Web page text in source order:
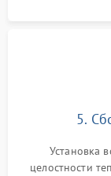
5.
Установка
целостности